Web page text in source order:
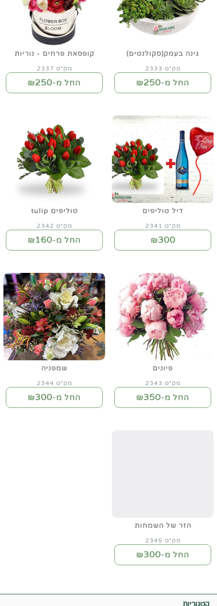
גינה בעמק(סקולנטים)
מק"ט 2333
החל מ-₪250
קופסאת פרחים - נוריות
מק"ט 2337
החל מ-₪250
דיל טוליפים
מק"ט 2341
₪300
טוליפים tulip
מק"ט 2342
החל מ-₪160
פיונים
מק"ט 2343
החל מ-₪350
שמפניה
מק"ט 2344
החל מ-₪300
הזר של השמחות
מק"ט 2345
החל מ-₪300
קטגוריות